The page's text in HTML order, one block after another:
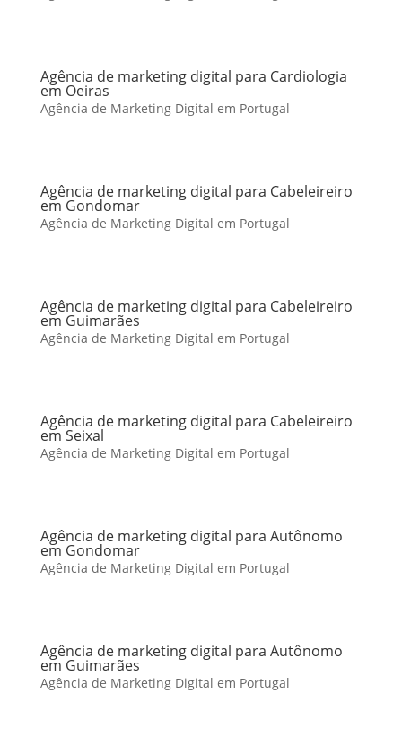
Agência de marketing digital para Cardiologia
em Oeiras
Agência de Marketing Digital em Portugal
Agência de marketing digital para Cabeleireiro
em Gondomar
Agência de Marketing Digital em Portugal
Agência de marketing digital para Cabeleireiro
em Guimarães
Agência de Marketing Digital em Portugal
Agência de marketing digital para Cabeleireiro
em Seixal
Agência de Marketing Digital em Portugal
Agência de marketing digital para Autônomo
em Gondomar
Agência de Marketing Digital em Portugal
Agência de marketing digital para Autônomo
em Guimarães
Agência de Marketing Digital em Portugal